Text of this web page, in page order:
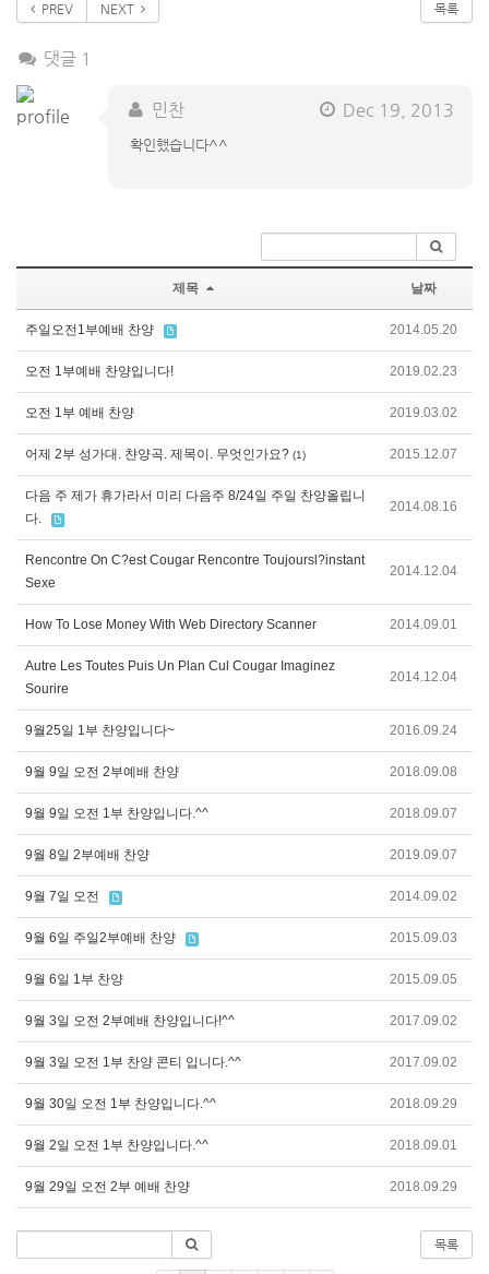
PREV NEXT 목록
댓글 1
민찬 Dec 19, 2013
확인했습니다^^
제목 날짜
주일오전1부예배 찬양 2014.05.20
오전 1부예배 찬양입니다! 2019.02.23
오전 1부 예배 찬양 2019.03.02
어제 2부 성가대. 챤양곡. 제목이. 무엇인가요? (1) 2015.12.07
다음 주 제가 휴가라서 미리 다음주 8/24일 주일 찬양올립니
다.
2014.08.16
Rencontre On C?est Cougar Rencontre Toujoursl?instant
Sexe
2014.12.04
How To Lose Money With Web Directory Scanner 2014.09.01
Autre Les Toutes Puis Un Plan Cul Cougar Imaginez
Sourire
2014.12.04
9월25일 1부 찬양입니다~ 2016.09.24
9월 9일 오전 2부예배 찬양 2018.09.08
9월 9일 오전 1부 찬양입니다.^^ 2018.09.07
9월 8일 2부예배 찬양 2019.09.07
9월 7일 오전 2014.09.02
9월 6일 주일2부예배 찬양 2015.09.03
9월 6일 1부 찬양 2015.09.05
9월 3일 오전 2부예배 찬양입니다!^^ 2017.09.02
9월 3일 오전 1부 찬양 콘티 입니다.^^ 2017.09.02
9월 30일 오전 1부 찬양입니다.^^ 2018.09.29
9월 2일 오전 1부 찬양입니다.^^ 2018.09.01
9월 29일 오전 2부 예배 찬양 2018.09.29
목록